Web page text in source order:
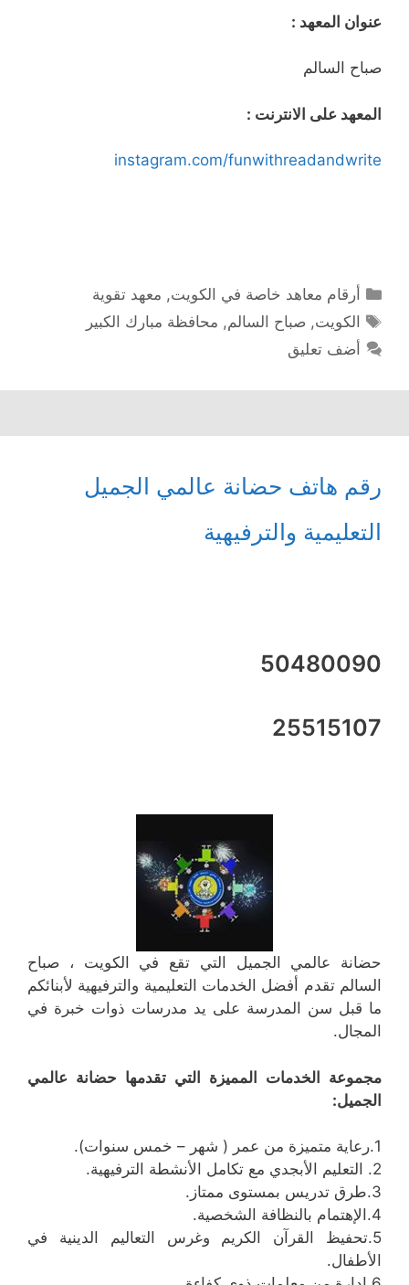
عنوان المعهد :
صباح السالم
المعهد على الانترنت :
instagram.com/funwithreadandwrite
التصنيفات
أرقام معاهد خاصة في الكويت, معهد تقوية
الوسوم
الكويت, صباح السالم, محافظة مبارك الكبير
أضف تعليق
رقم هاتف حضانة عالمي الجميل
التعليمية والترفيهية
50480090
25515107
حضانة عالمي الجميل التي تقع في الكويت ، صباح
السالم تقدم أفضل الخدمات التعليمية والترفيهية لأبنائكم
ما قبل سن المدرسة على يد مدرسات ذوات خبرة في
المجال.
مجموعة الخدمات المميزة التي تقدمها حضانة عالمي
الجميل:
1.رعاية متميزة من عمر ( شهر – خمس سنوات).
2. التعليم الأبجدي مع تكامل الأنشطة الترفيهية.
3.طرق تدريس بمستوى ممتاز.
4.الإهتمام بالنظافة الشخصية.
5.تحفيظ القرآن الكريم وغرس التعاليم الدينية في
الأطفال.